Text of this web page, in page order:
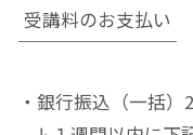
受講料のお支払い
・銀行振込（一括